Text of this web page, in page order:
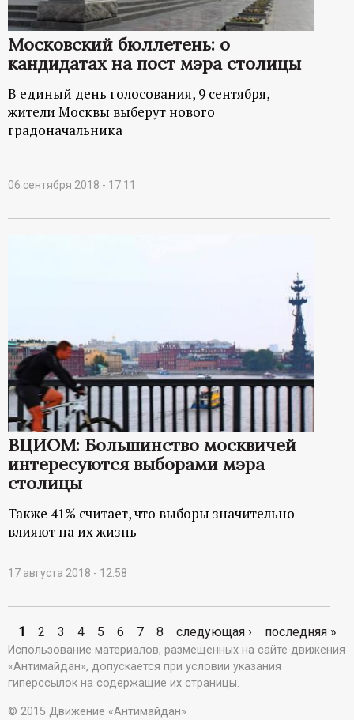
Московский бюллетень: о
кандидатах на пост мэра столицы
В единый день голосования, 9 сентября,
жители Москвы выберут нового
градоначальника
06 сентября 2018 - 17:11
ВЦИОМ: Большинство москвичей
интересуются выборами мэра
столицы
Также 41% считает, что выборы значительно
влияют на их жизнь
17 августа 2018 - 12:58
С
т
р
1 2 3 4 5 6 7 8 следующая › последняя »
Использование материалов, размещенных на сайте движения
«Антимайдан», допускается при условии указания
гиперссылок на содержащие их страницы.
© 2015 Движение «Антимайдан»